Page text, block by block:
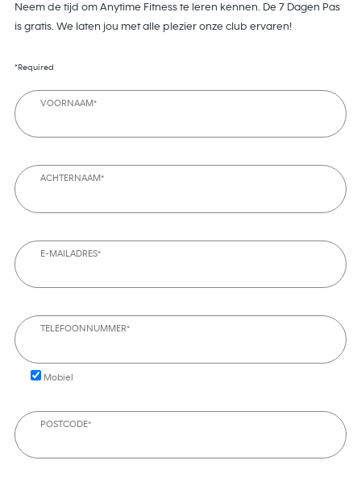
Neem de tijd om Anytime Fitness te leren kennen. De 7 Dagen Pas
is gratis. We laten jou met alle plezier onze club ervaren!
*Required
VOORNAAM*
ACHTERNAAM*
E-MAILADRES*
TELEFOONNUMMER*
Mobiel
POSTCODE*